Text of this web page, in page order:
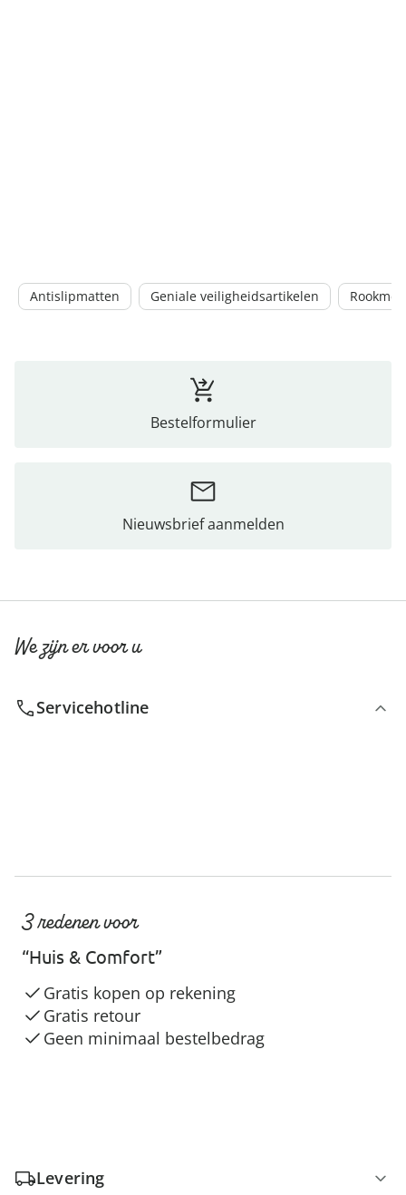
Antislipmatten Geniale veiligheidsartikelen
Bestelformulier
Nieuwsbrief aanmelden
We zijn er voor u
Servicehotline
3 redenen voor
“Huis & Comfort”
Gratis kopen op rekening
Gratis retour
Geen minimaal bestelbedrag
Levering